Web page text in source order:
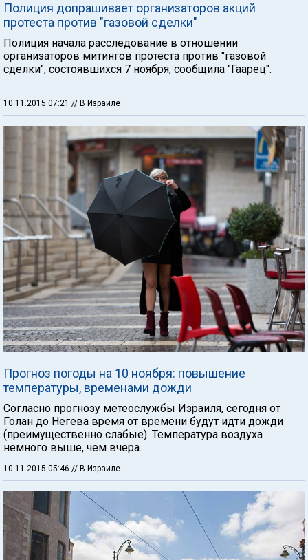
Полиция допрашивает организаторов акций
протеста против "газовой сделки"
Полиция начала расследование в отношении
организаторов митингов протеста против "газовой
сделки", состоявшихся 7 ноября, сообщила "Гаарец".
10.11.2015 07:21 // В Израиле
Прогноз погоды на 10 ноября: повышение
температуры, временами дожди
Согласно прогнозу метеослужбы Израиля, сегодня от
Голан до Негева время от времени будут идти дожди
(преимущественно слабые). Температура воздуха
немного выше, чем вчера.
10.11.2015 05:46 // В Израиле